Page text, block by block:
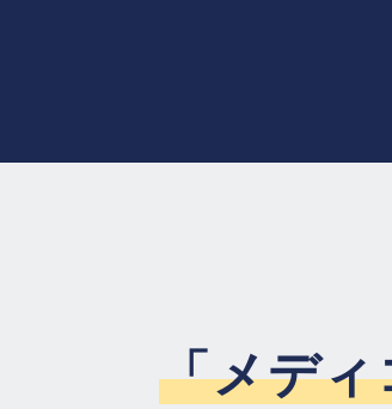
「メデ